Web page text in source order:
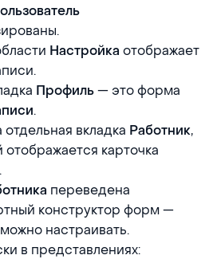
Настройка отображает
Профиль — это форма
.
вкладка Работник,
отображается карточка
переведена
конструктор форм —
настраивать.
в представлениях: